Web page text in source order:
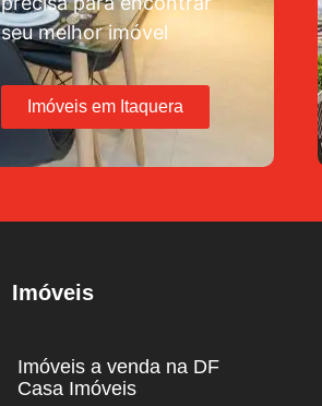
seu melhor imóvel
Imóveis em Itaquera
Imóveis
Imóveis a venda na DF
Casa Imóveis